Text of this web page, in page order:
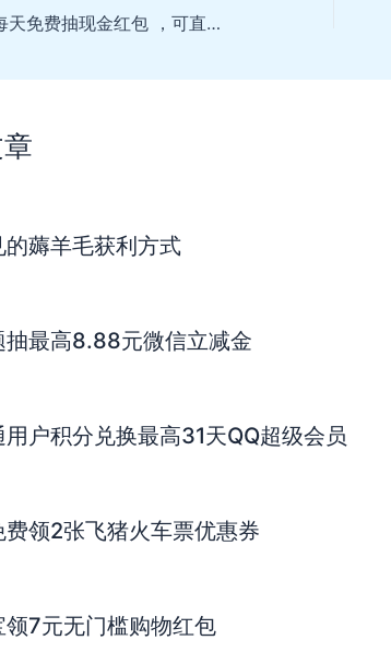
oppo手机用户每天免费抽现金红包 ，可直接提现
的薅羊毛获利方式
抽最高8.88元微信立减金
户积分兑换最高31天QQ超级会员
费领2张飞猪火车票优惠券
领7元无门槛购物红包